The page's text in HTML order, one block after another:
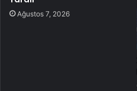
Ağustos 7, 2026